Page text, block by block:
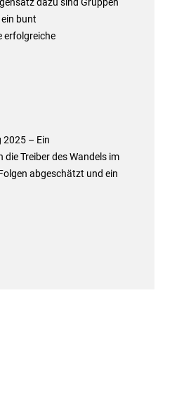
dazu sind Gruppen
bunt
erfolgreiche
2025 – Ein
Treiber des Wandels im
abgeschätzt und ein